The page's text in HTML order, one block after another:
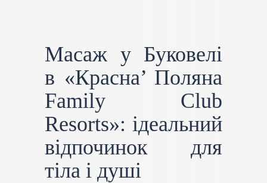
Масаж у Буковелі
в «Красна’ Поляна
Family Club
Resorts»: ідеальний
відпочинок для
тіла і душі